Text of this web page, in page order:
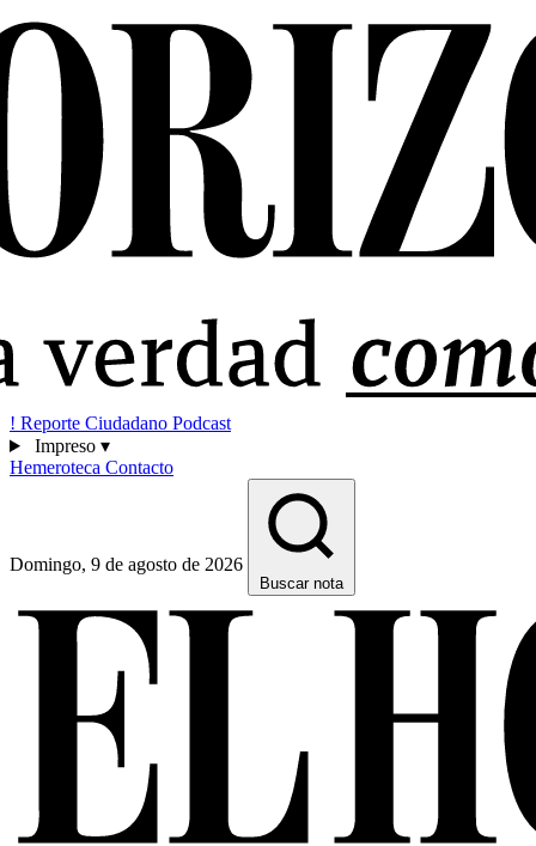
! Reporte Ciudadano Podcast
Impreso ▾
Hemeroteca Contacto
Domingo, 9 de agosto de 2026
Buscar nota